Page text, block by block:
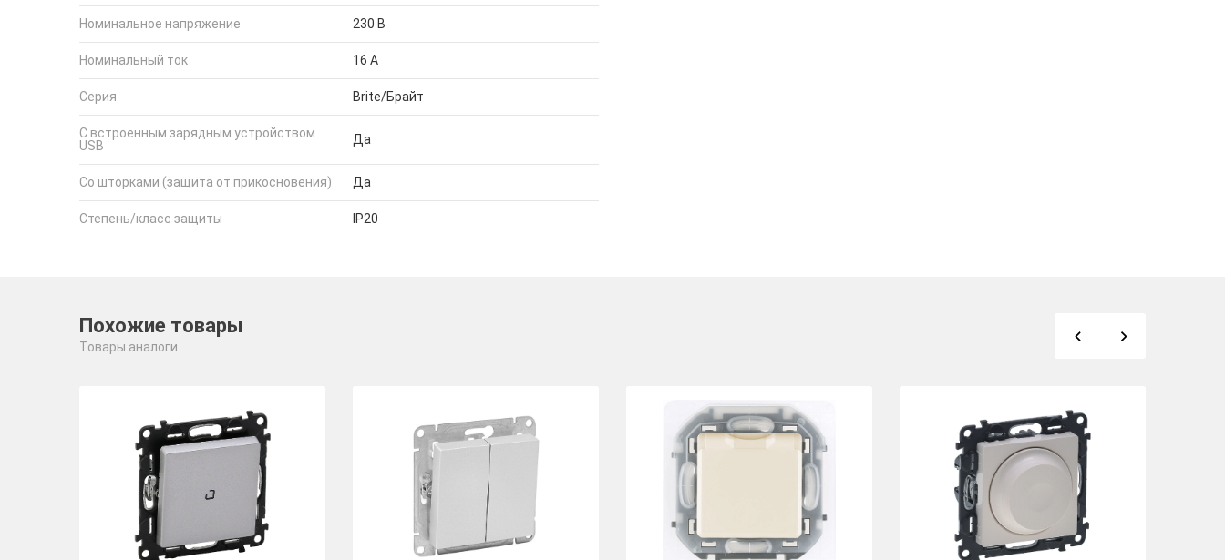
Номинальное напряжение 230 В
Номинальный ток 16 А
Серия Brite/Брайт
С встроенным зарядным устройством
USB
Да
Со шторками (защита от прикосновения) Да
Степень/класс защиты IP20
Похожие товары
Товары аналоги